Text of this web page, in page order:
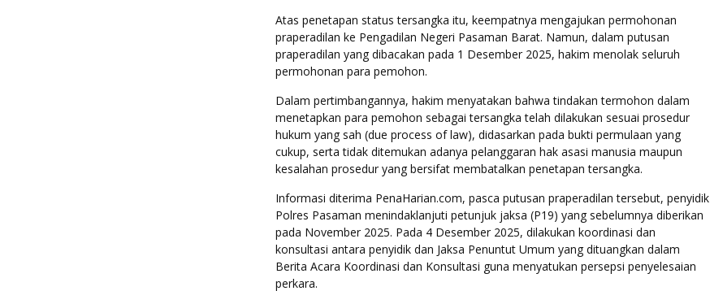
Atas penetapan status tersangka itu, keempatnya mengajukan permohonan
praperadilan ke Pengadilan Negeri Pasaman Barat. Namun, dalam putusan
praperadilan yang dibacakan pada 1 Desember 2025, hakim menolak seluruh
permohonan para pemohon.
Dalam pertimbangannya, hakim menyatakan bahwa tindakan termohon dalam
menetapkan para pemohon sebagai tersangka telah dilakukan sesuai prosedur
hukum yang sah (due process of law), didasarkan pada bukti permulaan yang
cukup, serta tidak ditemukan adanya pelanggaran hak asasi manusia maupun
kesalahan prosedur yang bersifat membatalkan penetapan tersangka.
Informasi diterima PenaHarian.com, pasca putusan praperadilan tersebut, penyidik
Polres Pasaman menindaklanjuti petunjuk jaksa (P19) yang sebelumnya diberikan
pada November 2025. Pada 4 Desember 2025, dilakukan koordinasi dan
konsultasi antara penyidik dan Jaksa Penuntut Umum yang dituangkan dalam
Berita Acara Koordinasi dan Konsultasi guna menyatukan persepsi penyelesaian
perkara.